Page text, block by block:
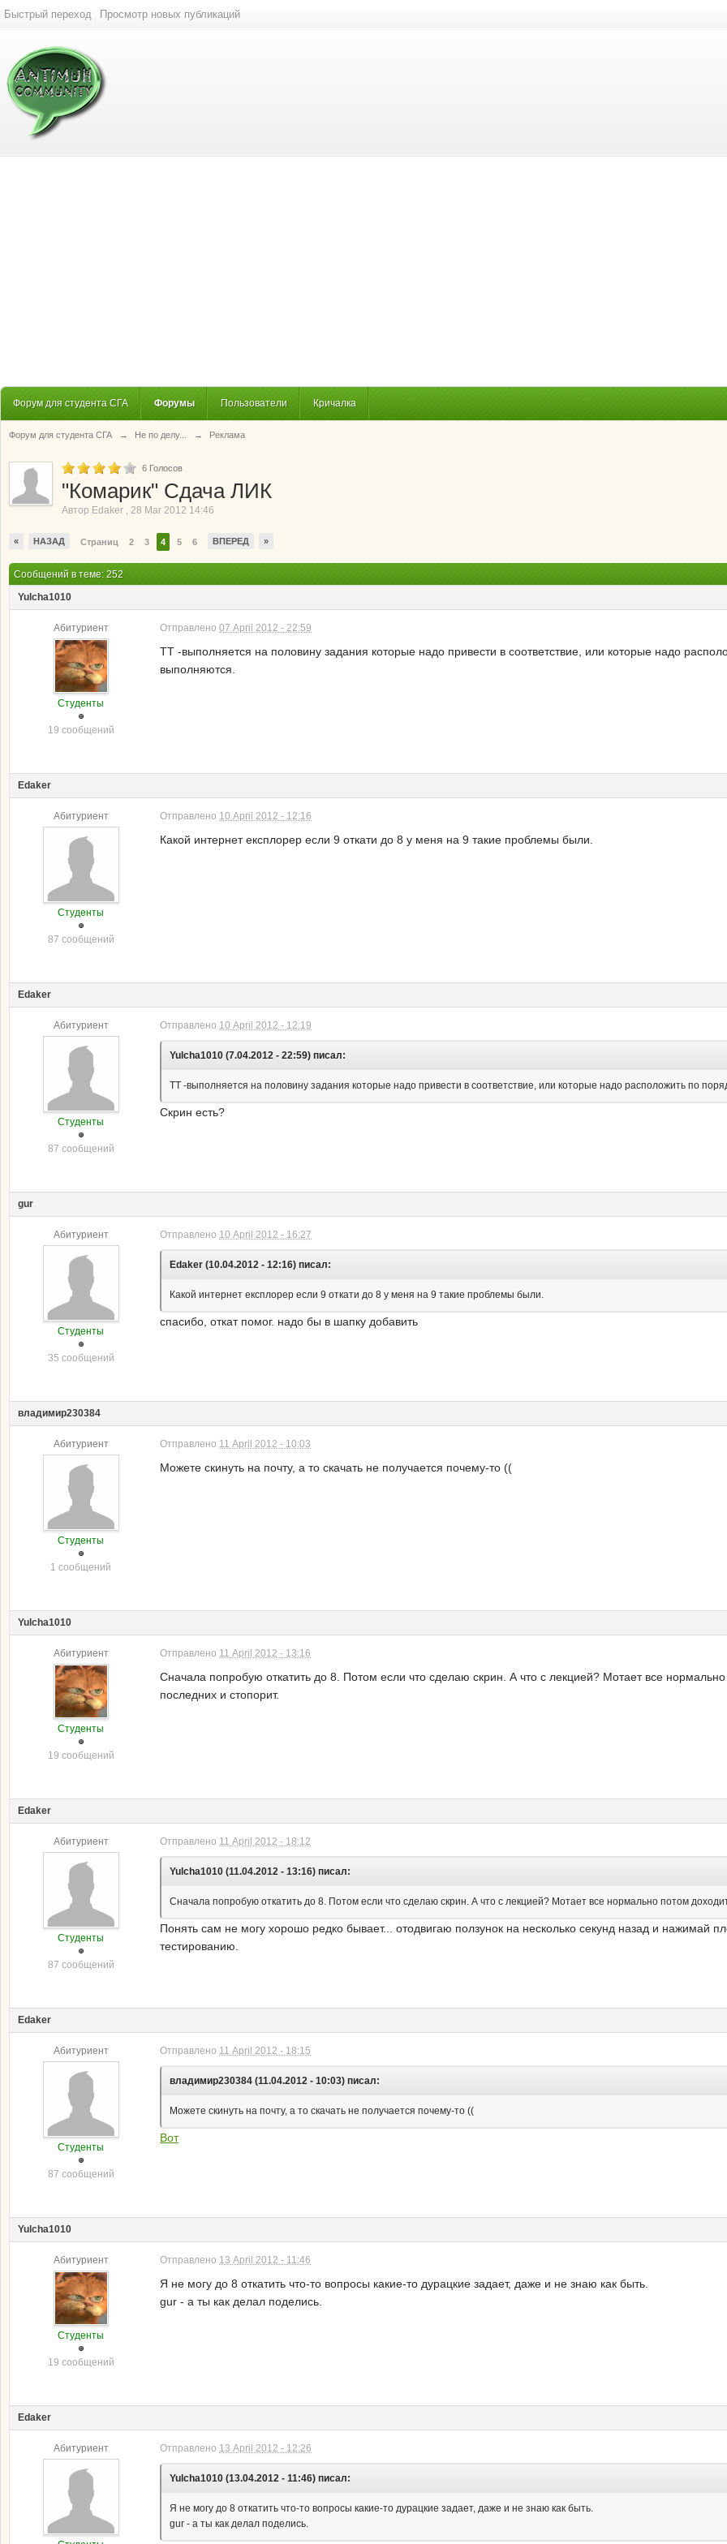
Быстрый переход Просмотр новых публикаций
Форум для студента СГА Форумы Пользователи Кричалка
Форум для студента СГА → Не по делу... → Реклама
6 Голосов
"Комарик" Сдача ЛИК
Автор Edaker , 28 Mar 2012 14:46
« НАЗАД Страниц 2 3 4 5 6 ВПЕРЕД »
Сообщений в теме: 252
Yulcha1010
Абитуриент
Студенты
19 сообщений
Отправлено 07 April 2012 - 22:59
ТТ -выполняется на половину задания которые надо привести в соответствие, или которые надо
выполняются.
Edaker
Абитуриент
Студенты
87 сообщений
Отправлено 10 April 2012 - 12:16
Какой интернет експлорер если 9 откати до 8 у меня на 9 такие проблемы были.
Edaker
Абитуриент
Студенты
87 сообщений
Отправлено 10 April 2012 - 12:19
Yulcha1010 (7.04.2012 - 22:59) писал:
ТТ -выполняется на половину задания которые надо привести в соответствие, или которые надо расположить по
Скрин есть?
gur
Абитуриент
Студенты
35 сообщений
Отправлено 10 April 2012 - 16:27
Edaker (10.04.2012 - 12:16) писал:
Какой интернет експлорер если 9 откати до 8 у меня на 9 такие проблемы были.
спасибо, откат помог. надо бы в шапку добавить
владимир230384
Абитуриент
Студенты
1 сообщений
Отправлено 11 April 2012 - 10:03
Можете скинуть на почту, а то скачать не получается почему-то ((
Yulcha1010
Абитуриент
Студенты
19 сообщений
Отправлено 11 April 2012 - 13:16
Сначала попробую откатить до 8. Потом если что сделаю скрин. А что с лекцией? Мотает все
последних и стопорит.
Edaker
Абитуриент
Студенты
87 сообщений
Отправлено 11 April 2012 - 18:12
Yulcha1010 (11.04.2012 - 13:16) писал:
Сначала попробую откатить до 8. Потом если что сделаю скрин. А что с лекцией? Мотает все нормально потом
Понять сам не могу хорошо редко бывает... отодвигаю ползунок на несколько секунд назад и нажимай
тестированию.
Edaker
Абитуриент
Студенты
87 сообщений
Отправлено 11 April 2012 - 18:15
владимир230384 (11.04.2012 - 10:03) писал:
Можете скинуть на почту, а то скачать не получается почему-то ((
Вот
Yulcha1010
Абитуриент
Студенты
19 сообщений
Отправлено 13 April 2012 - 11:46
Я не могу до 8 откатить что-то вопросы какие-то дурацкие задает, даже и не знаю как быть.
gur - а ты как делал поделись.
Edaker
Абитуриент Отправлено 13 April 2012 - 12:26
Yulcha1010 (13.04.2012 - 11:46) писал:
Я не могу до 8 откатить что-то вопросы какие-то дурацкие задает, даже и не знаю как быть.
gur - а ты как делал поделись.